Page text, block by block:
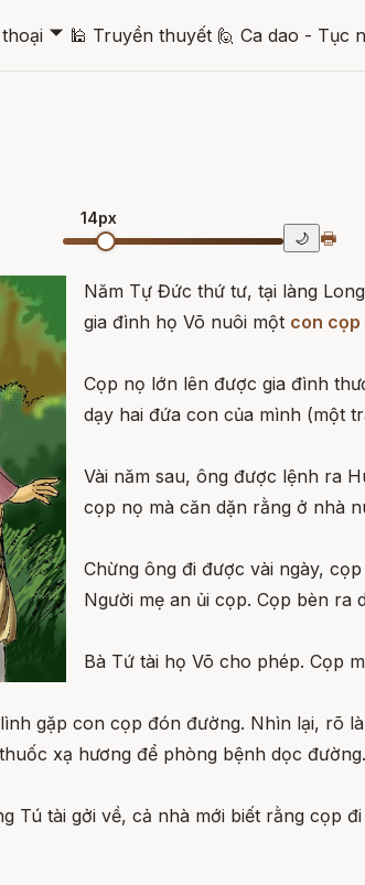
🞃 🕌 Truyền thuyết 🙋 Ca dao - Tục
14px
🌙 🖶
Năm Tự Đức thứ tư, tại làng
gia đình họ Võ nuôi một con cọp
Cọp nọ lớn lên được gia đình
dạy hai đứa con của mình (một
Vài năm sau, ông được lệnh ra
cọp nọ mà căn dặn rằng ở nhà
Chừng ông đi được vài ngày,
Người mẹ an ủi cọp. Cọp bèn
Bà Tứ tài họ Võ cho phép. Cọp
gặp con cọp đón đường. Nhìn lại, rõ
xạ hương để phòng bệnh dọc đường.
Tú tài gởi về, cả nhà mới biết rằng cọp